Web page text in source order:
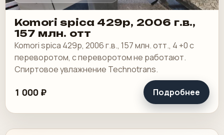
Komori spica 429p, 2006 г.в.,
157 млн. отт
Komori spica 429p, 2006 г.в., 157 млн. отт., 4 +0 с
переворотом, с переворотом не работают.
Спиртовое увлажнение Technotrans.
1 000 ₽ Подробнее